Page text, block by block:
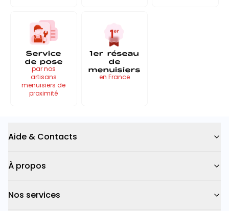
Service
de pose
par nos
artisans
menuisiers de
proximité
1er réseau
de
menuisiers
en France
Aide & Contacts
À propos
Nos services